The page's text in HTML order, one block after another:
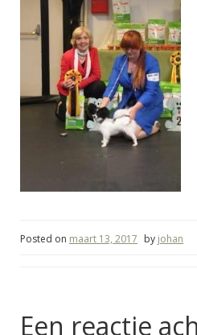
Posted on maart 13, 2017 by johan
Een reactie